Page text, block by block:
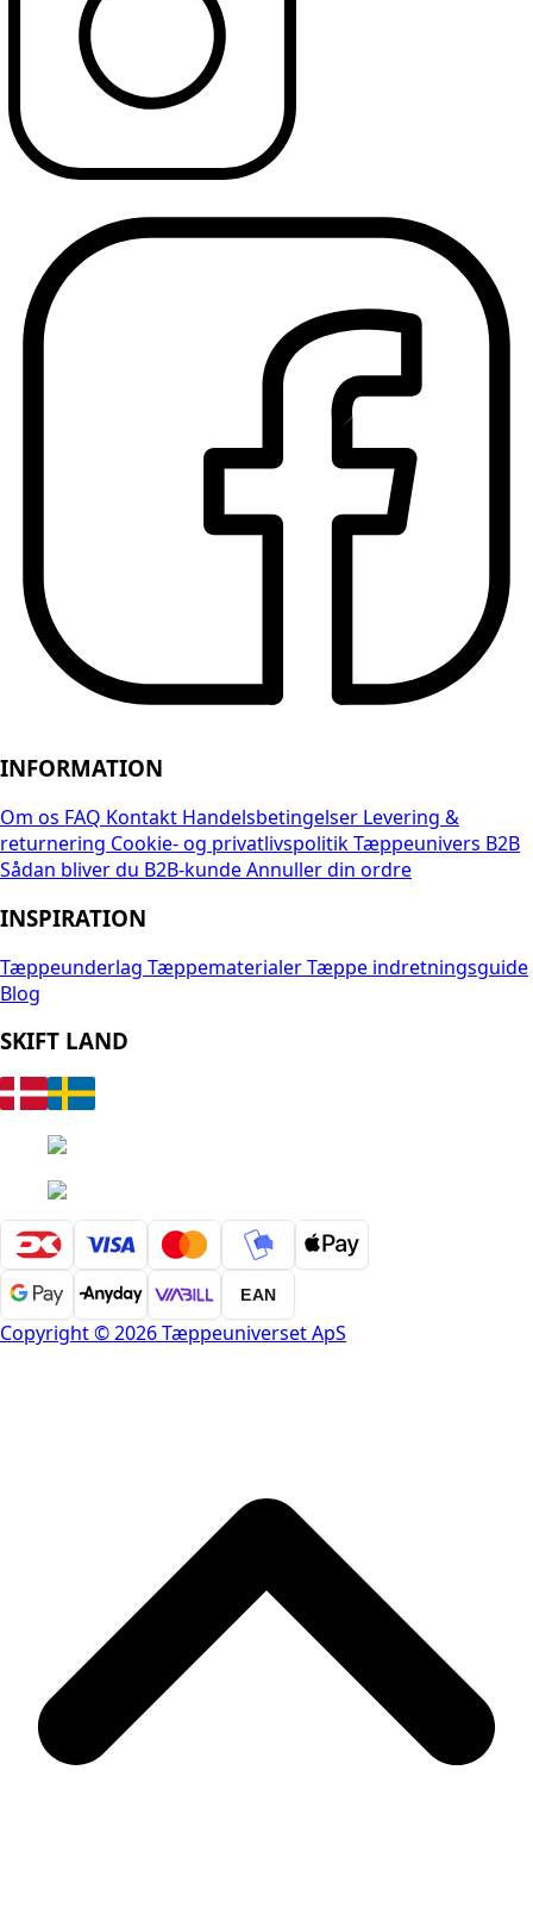
INFORMATION
Om os FAQ Kontakt Handelsbetingelser Levering &
returnering Cookie- og privatlivspolitikTæppeunivers B2B
Sådan bliver du B2B-kundeAnnuller din ordre
INSPIRATION
Tæppeunderlag TæppematerialerTæppe indretningsguide
Blog
SKIFT LAND
EAN
Copyright © 2026 Tæppeuniverset ApS